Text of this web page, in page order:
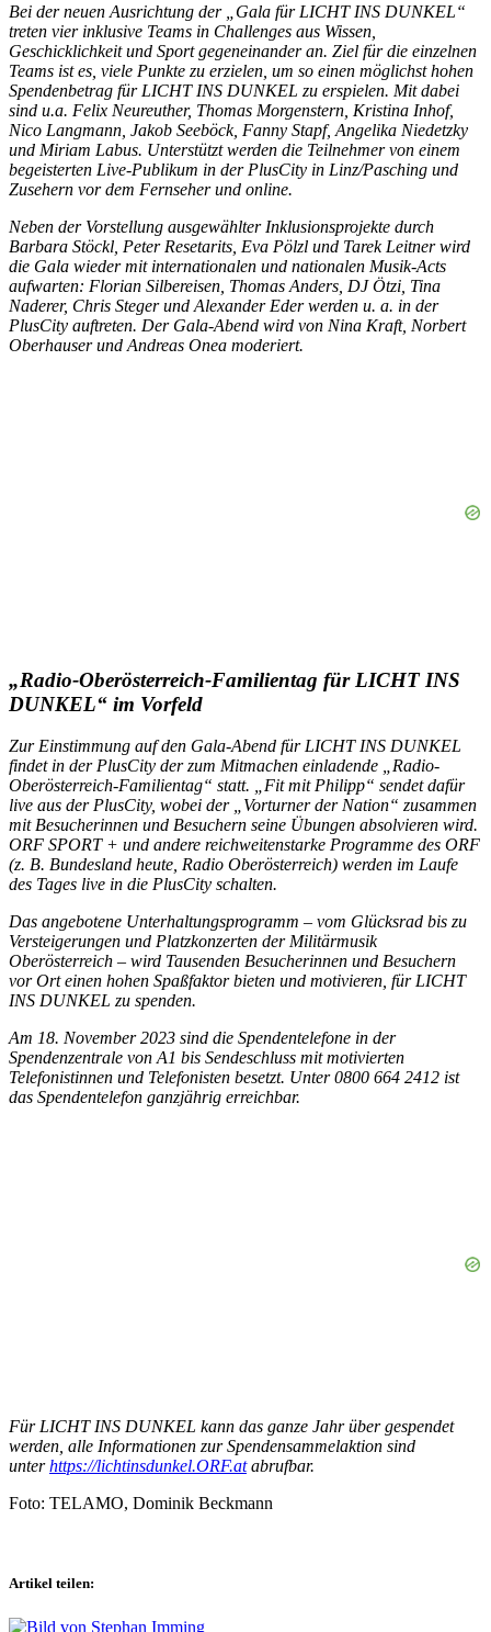
Bei der neuen Ausrichtung der „Gala für LICHT INS DUNKEL“
treten vier inklusive Teams in Challenges aus Wissen,
Geschicklichkeit und Sport gegeneinander an. Ziel für die einzelnen
Teams ist es, viele Punkte zu erzielen, um so einen möglichst hohen
Spendenbetrag für LICHT INS DUNKEL zu erspielen. Mit dabei
sind u.a. Felix Neureuther, Thomas Morgenstern, Kristina Inhof,
Nico Langmann, Jakob Seeböck, Fanny Stapf, Angelika Niedetzky
und Miriam Labus. Unterstützt werden die Teilnehmer von einem
begeisterten Live-Publikum in der PlusCity in Linz/Pasching und
Zusehern vor dem Fernseher und online.
Neben der Vorstellung ausgewählter Inklusionsprojekte durch
Barbara Stöckl, Peter Resetarits, Eva Pölzl und Tarek Leitner wird
die Gala wieder mit internationalen und nationalen Musik-Acts
aufwarten: Florian Silbereisen, Thomas Anders, DJ Ötzi, Tina
Naderer, Chris Steger und Alexander Eder werden u. a. in der
PlusCity auftreten. Der Gala-Abend wird von Nina Kraft, Norbert
Oberhauser und Andreas Onea moderiert.
„Radio-Oberösterreich-Familientag für LICHT INS
DUNKEL“ im Vorfeld
Zur Einstimmung auf den Gala-Abend für LICHT INS DUNKEL
findet in der PlusCity der zum Mitmachen einladende „Radio-
Oberösterreich-Familientag“ statt. „Fit mit Philipp“ sendet dafür
live aus der PlusCity, wobei der „Vorturner der Nation“ zusammen
mit Besucherinnen und Besuchern seine Übungen absolvieren wird.
ORF SPORT + und andere reichweitenstarke Programme des ORF
(z. B. Bundesland heute, Radio Oberösterreich) werden im Laufe
des Tages live in die PlusCity schalten.
Das angebotene Unterhaltungsprogramm – vom Glücksrad bis zu
Versteigerungen und Platzkonzerten der Militärmusik
Oberösterreich – wird Tausenden Besucherinnen und Besuchern
vor Ort einen hohen Spaßfaktor bieten und motivieren, für LICHT
INS DUNKEL zu spenden.
Am 18. November 2023 sind die Spendentelefone in der
Spendenzentrale von A1 bis Sendeschluss mit motivierten
Telefonistinnen und Telefonisten besetzt. Unter 0800 664 2412 ist
das Spendentelefon ganzjährig erreichbar.
Für LICHT INS DUNKEL kann das ganze Jahr über gespendet
werden, alle Informationen zur Spendensammelaktion sind
unterhttps://lichtinsdunkel.ORF.atabrufbar.
Foto: TELAMO, Dominik Beckmann
Artikel teilen: